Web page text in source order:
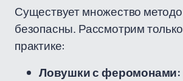
Существует множество
безопасны. Рассмотрим
практике:
Ловушки с феромонами: